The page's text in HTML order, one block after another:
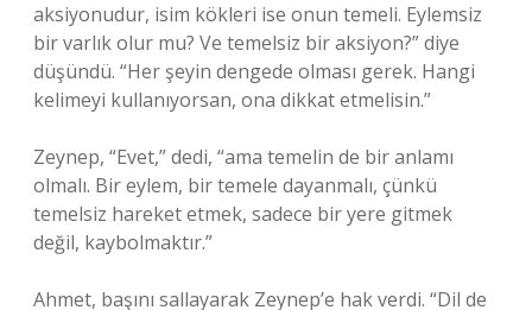
aksiyonudur, isim kökleri ise onun temeli. Eylemsiz
bir varlık olur mu? Ve temelsiz bir aksiyon?” diye
düşündü. “Her şeyin dengede olması gerek. Hangi
kelimeyi kullanıyorsan, ona dikkat etmelisin.”
Zeynep, “Evet,” dedi, “ama temelin de bir anlamı
olmalı. Bir eylem, bir temele dayanmalı, çünkü
temelsiz hareket etmek, sadece bir yere gitmek
değil, kaybolmaktır.”
Ahmet, başını sallayarak Zeynep’e hak verdi. “Dil de